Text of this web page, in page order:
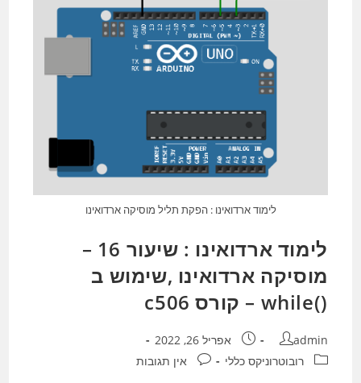
לימוד ארדואינו : הפקת תליל מוסיקה ארדואינו
לימוד ארדואינו : שיעור 16 –
מוסיקה ארדואינו ,שימוש ב
()while – קורס c506
מחבר:
admin פורסם:אפריל 26, 2022
קטגוריה:רובוטרוניקס כללי תגובות:אין תגובות